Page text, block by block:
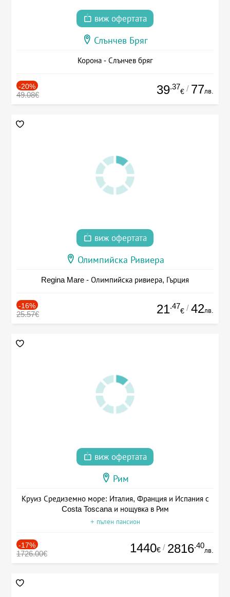
виж офертата
Слънчев Бряг
Корона - Слънчев бряг
-20%
49.08€ 39.37
€ / 77лв.
виж офертата
Олимпийска Ривиера
Regina Mare - Олимпийска ривиера, Гърция
-16%
25.57€ 21.47
€ / 42лв.
виж офертата
Рим
Круиз Средиземно море: Италия, Франция и Испания с
Costa Toscana и нощувка в Рим
+ пълен пансион
-17%
1726.00€ 1440€ / 2816.40
лв.